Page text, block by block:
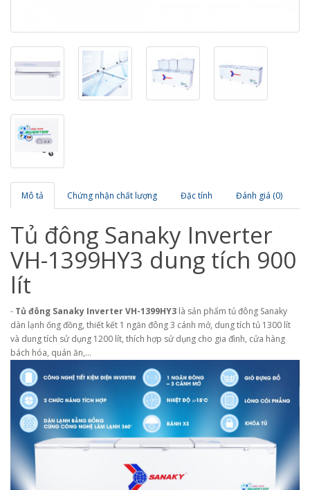
Mô tả Chứng nhận chất lượng Đặc tính Đánh giá (0)
Tủ đông Sanaky Inverter
VH-1399HY3 dung tích 900
lít
- Tủ đông Sanaky Inverter VH-1399HY3 là sản phẩm tủ đông Sanaky
dàn lạnh ống đồng, thiết kết 1 ngăn đông 3 cánh mở, dung tích tủ 1300 lít
và dung tích sử dụng 1200 lít, thích hợp sử dụng cho gia đình, cửa hàng
bách hóa, quán ăn,…